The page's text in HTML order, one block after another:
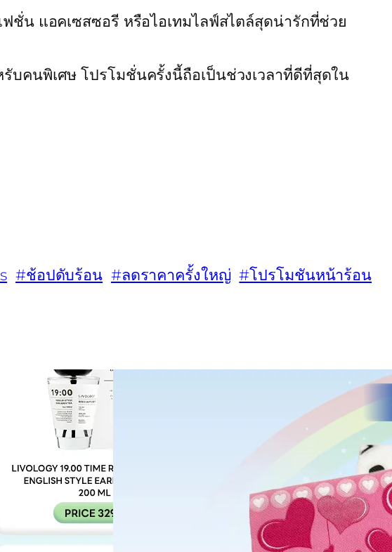
น แอคเซสซอรี หรือไอเทมไลฟ์สไตล์สุดน่ารักที่ช่วย
บคนพิเศษ โปรโมชั่นครั้งนี้ถือเป็นช่วงเวลาที่ดีที่สุดใน
#ช้อปดับร้อน #ลดราคาครั้งใหญ่ #โปรโมชันหน้าร้อน